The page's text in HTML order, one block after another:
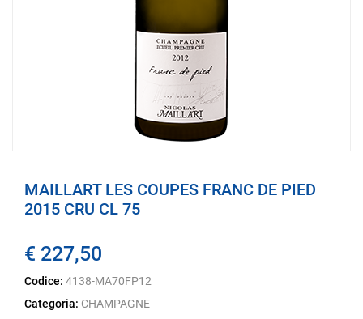
MAILLART LES COUPES FRANC DE PIED
2015 CRU CL 75
€ 227,50
Codice: 4138-MA70FP12
Categoria: CHAMPAGNE